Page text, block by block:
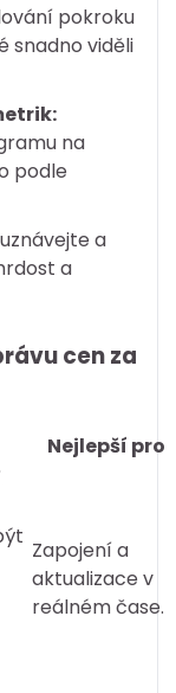
pokroku
snadno viděli
na
podle
a
a
cen za
Nejlepší pro
Zapojení a
aktualizace v
reálném čase.